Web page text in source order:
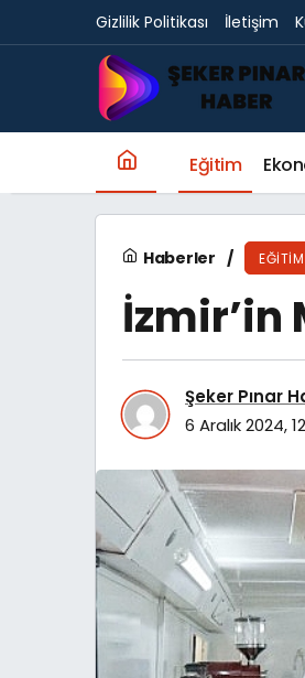
Gizlilik Politikası İletişim
Eğitim
Haberler EĞITIM
Şeker Pınar
6 Aralık 2024,
Çalık: Eğitim